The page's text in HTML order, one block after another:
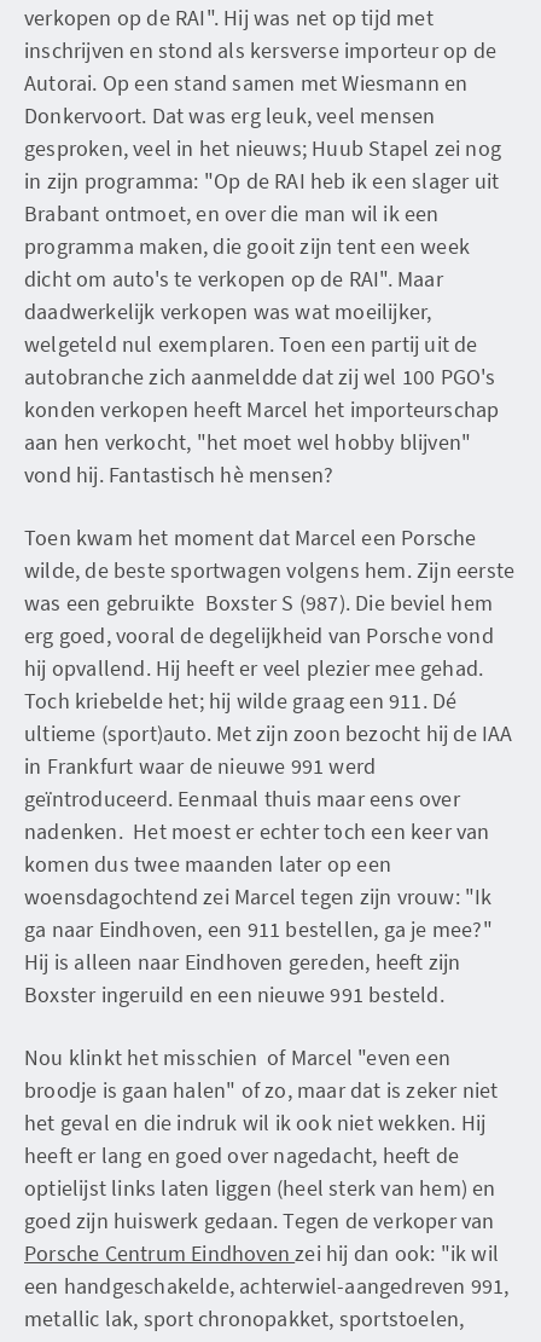
verkopen op de RAI". Hij was net op tijd met
inschrijven en stond als kersverse importeur op de
Autorai. Op een stand samen met Wiesmann en
Donkervoort. Dat was erg leuk, veel mensen
gesproken, veel in het nieuws; Huub Stapel zei nog
in zijn programma: "Op de RAI heb ik een slager uit
Brabant ontmoet, en over die man wil ik een
programma maken, die gooit zijn tent een week
dicht om auto's te verkopen op de RAI". Maar
daadwerkelijk verkopen was wat moeilijker,
welgeteld nul exemplaren. Toen een partij uit de
autobranche zich aanmeldde dat zij wel 100 PGO's
konden verkopen heeft Marcel het importeurschap
aan hen verkocht, "het moet wel hobby blijven"
vond hij. Fantastisch hè mensen?
Toen kwam het moment dat Marcel een Porsche
wilde, de beste sportwagen volgens hem. Zijn eerste
was een gebruikte Boxster S (987). Die beviel hem
erg goed, vooral de degelijkheid van Porsche vond
hij opvallend. Hij heeft er veel plezier mee gehad.
Toch kriebelde het; hij wilde graag een 911. Dé
ultieme (sport)auto. Met zijn zoon bezocht hij de IAA
in Frankfurt waar de nieuwe 991 werd
geïntroduceerd. Eenmaal thuis maar eens over
nadenken. Het moest er echter toch een keer van
komen dus twee maanden later op een
woensdagochtend zei Marcel tegen zijn vrouw: "Ik
ga naar Eindhoven, een 911 bestellen, ga je mee?"
Hij is alleen naar Eindhoven gereden, heeft zijn
Boxster ingeruild en een nieuwe 991 besteld.
Nou klinkt het misschien of Marcel "even een
broodje is gaan halen" of zo, maar dat is zeker niet
het geval en die indruk wil ik ook niet wekken. Hij
heeft er lang en goed over nagedacht, heeft de
optielijst links laten liggen (heel sterk van hem) en
goed zijn huiswerk gedaan. Tegen de verkoper van
Porsche Centrum Eindhovenzei hij dan ook: "ik wil
een handgeschakelde, achterwiel-aangedreven 991,
metallic lak, sport chronopakket, sportstoelen,